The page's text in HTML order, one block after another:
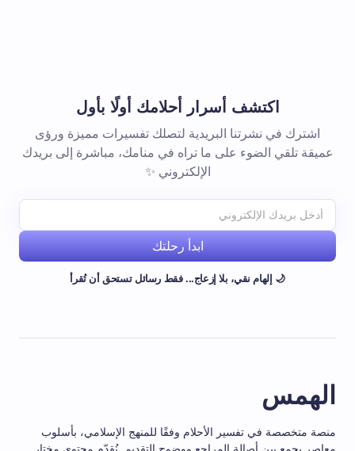
اكتشف أسرار أحلامك أولًا بأول
اشترك في نشرتنا البريدية لتصلك تفسيرات مميزة ورؤى
عميقة تلقي الضوء على ما تراه في منامك، مباشرة إلى بريدك
الإلكتروني ✨
ابدأ رحلتك
🌙 إلهام نقي، بلا إزعاج... فقط رسائل تستحق أن تُقرأ
الهمس
منصة متخصصة في تفسير الأحلام وفقًا للمنهج الإسلامي، بأسلوب